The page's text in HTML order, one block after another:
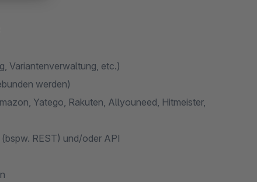
Variantenverwaltung, etc.)
werden)
Yatego, Rakuten, Allyouneed, Hitmeister,
REST) und/oder API